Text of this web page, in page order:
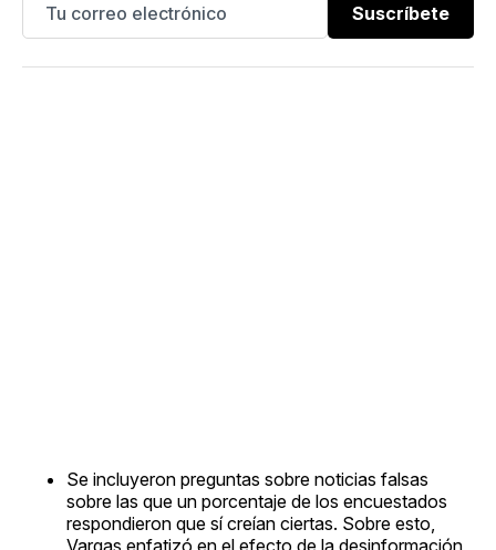
Suscríbete
Se incluyeron preguntas sobre noticias falsas
sobre las que un porcentaje de los encuestados
respondieron que sí creían ciertas. Sobre esto,
Vargas enfatizó en el efecto de la desinformación